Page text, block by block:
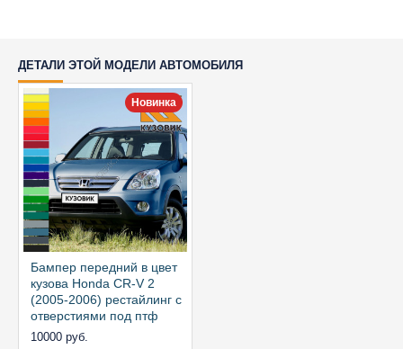
ДЕТАЛИ ЭТОЙ МОДЕЛИ АВТОМОБИЛЯ
Новинка
Бампер передний в цвет
кузова Honda CR-V 2
(2005-2006) рестайлинг с
отверстиями под птф
10000 руб.